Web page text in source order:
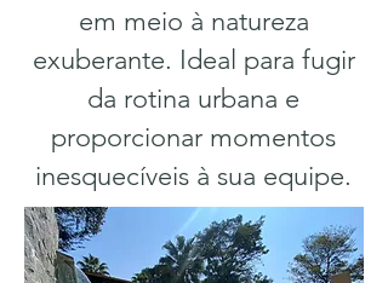
em meio à natureza
exuberante. Ideal para fugir
da rotina urbana e
proporcionar momentos
inesquecíveis à sua equipe.